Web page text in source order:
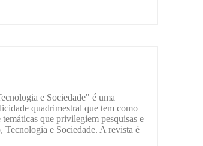
e Sociedade" é uma
quadrimestral que tem como
que privilegiem pesquisas e
Tecnologia e Sociedade. A revista é